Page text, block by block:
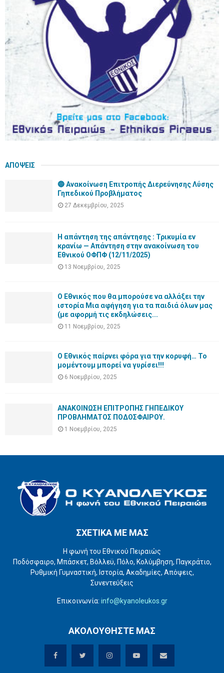
r
R
H
ΑΠΟΨΕΙΣ
🔵 Ανακοίνωση Επιτροπής Διερεύνησης Λύσης
Γηπεδικού Προβλήματος
27 Δεκεμβρίου, 2025
Η απάντηση της απάντησης : Τρικυμία εν
κρανίω — Απάντηση στην ανακοίνωση του
Εθνικού ΟΦΠΦ (12/11/2025)
13 Νοεμβρίου, 2025
Ο Εθνικός που θα μπορούσε να αλλάξει την
ιστορία Μια αφήγηση για τα παιδιά όλων μας
(με αφορμή τις εκδηλώσεις...
11 Νοεμβρίου, 2025
Ο Εθνικός παίρνει φόρα για την κορυφή… Το
μομέντουμ μπορεί να γυρίσει!!!
6 Νοεμβρίου, 2025
ΑΝΑΚΟΙΝΩΣΗ ΕΠΙΤΡΟΠΗΣ ΓΗΠΕΔΙΚΟΥ
ΠΡΟΒΛΗΜΑΤΟΣ ΠΟΔΟΣΦΑΙΡΟΥ.
1 Νοεμβρίου, 2025
ΣΧΕΤΙΚΑ ΜΕ ΜΑΣ
Η φωνή του Εθνικού Πειραιώς
Ποδόσφαιρο, Μπάσκετ, Βόλλεϋ, Πόλο, Κολύμβηση, Παγκράτιο,
Ρυθμική Γυμναστική, Ιστορία, Ακαδημίες, Απόψεις,
Συνεντεύξεις
Επικοινωνία: info@kyanoleukos.gr
ΑΚΟΛΟΥΘΗΣΤΕ ΜΑΣ